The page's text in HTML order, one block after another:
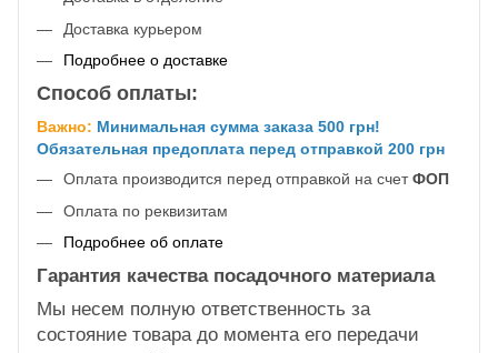
Доставка курьером
Подробнее о доставке
Способ оплаты:
Важно: Минимальная сумма заказа 500 грн!
Обязательная предоплата перед отправкой 200 грн
Оплата производится перед отправкой на счетФОП
Оплата по реквизитам
Подробнее об оплате
Гарантия качества посадочного материала
Мы несем полную ответственность за
состояние товара до момента его передачи